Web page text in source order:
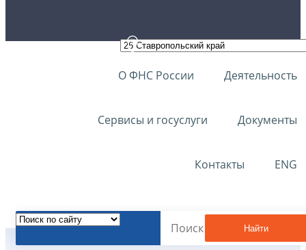
О ФНС России Деятельность
Сервисы и госуслуги Документы
Контакты ENG
Найти